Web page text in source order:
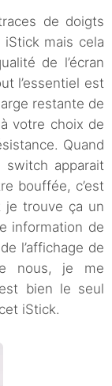
de doigts
mais cela
de l’écran
l’essentiel est
restante de
votre choix de
Quand
apparait
bouffée, c’est
je trouve ça un
information de
l’affichage de
nous, je me
bien le seul
iStick.